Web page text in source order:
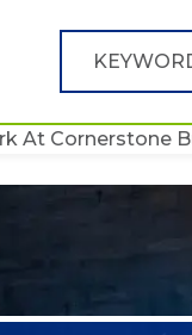
At Cornerstone